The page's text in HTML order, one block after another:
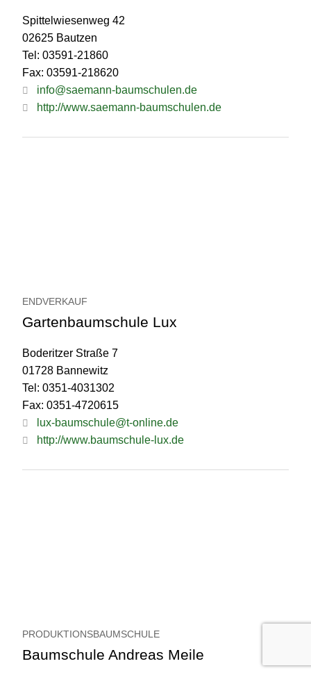
Spittelwiesenweg 42
02625 Bautzen
Tel: 03591-21860
Fax: 03591-218620
info@saemann-baumschulen.de
http://www.saemann-baumschulen.de
ENDVERKAUF
Gartenbaumschule Lux
Boderitzer Straße 7
01728 Bannewitz
Tel: 0351-4031302
Fax: 0351-4720615
lux-baumschule@t-online.de
http://www.baumschule-lux.de
PRODUKTIONSBAUMSCHULE
Baumschule Andreas Meile